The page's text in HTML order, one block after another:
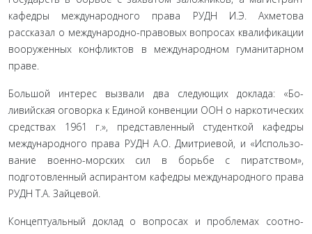
кафе­дры международного права РУДН И.Э. Ахметова
рассказал о международно-правовых вопросах квалификации
вооружен­ных конфликтов в международном гуманитарном
праве.
Большой интерес вызвали два следующих доклада: «Бо­
ливийская оговорка к Единой конвенции ООН о наркотиче­ских
средствах 1961 г.», представленный студенткой кафедры
международного права РУДН А.О. Дмитриевой, и «Использо­
вание военно-морских сил в борьбе с пиратством»,
подготов­ленный аспирантом кафедры международного права
РУДН Т.А. Зайцевой.
Концептуальный доклад о вопросах и проблемах соотно­